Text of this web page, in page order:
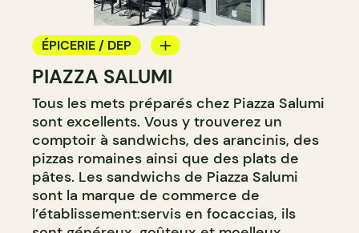
ÉPICERIE / DEP
COMPTOIR
PIAZZA SALUMI
Tous les mets préparés chez Piazza Salumi
sont excellents. Vous y trouverez un
comptoir à sandwichs, des arancinis, des
pizzas romaines ainsi que des plats de
pâtes. Les sandwichs de Piazza Salumi
sont la marque de commerce de
l’établissement:servis en focaccias, ils